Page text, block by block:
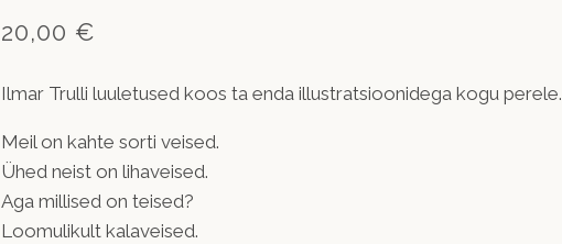
20,00 €
Ilmar Trulli luuletused koos ta enda illustratsioonidega kogu perele.
Meil on kahte sorti veised.
Ühed neist on lihaveised.
Aga millised on teised?
Loomulikult kalaveised.